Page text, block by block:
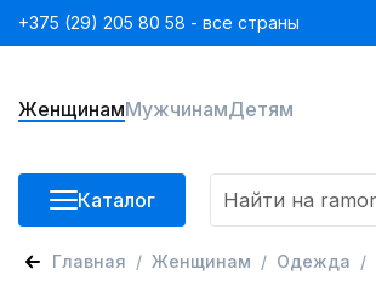
+375 (29) 205 80 58 - все страны
ЖенщинамМужчинамДетям
Каталог
Главная Женщинам Одежда